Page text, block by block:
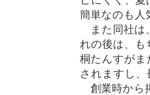
簡単なのも人
また同社は
れの後は、も
桐たんすがま
されますし
創業時から